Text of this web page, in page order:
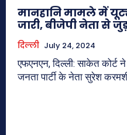
मानहानि मामले में
जारी, बीजेपी नेता से
दिल्ली July 24, 2024
एफएनएन, दिल्ली: साकेत कोर्ट
जनता पार्टी के नेता सुरेश